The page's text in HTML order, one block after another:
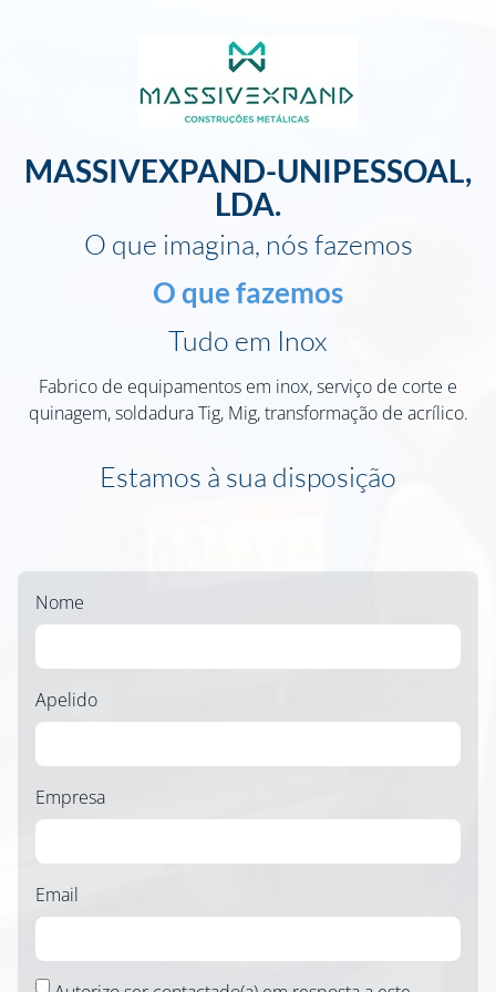
MASSIVEXPAND-UNIPESSOAL,
LDA.
O que imagina, nós fazemos
O que fazemos
Tudo em Inox
Fabrico de equipamentos em inox, serviço de corte e
quinagem, soldadura Tig, Mig, transformação de acrílico.
Estamos à sua disposição
Nome
Apelido
Empresa
Email